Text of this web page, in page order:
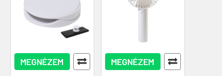
MEGNÉZEM
MEGNÉZEM